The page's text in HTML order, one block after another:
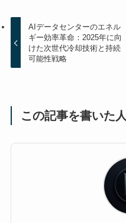
AIデータセンターのエネル
ギー効率革命：2025年に向
けた次世代冷却技術と持続
可能性戦略
この記事を書いた人